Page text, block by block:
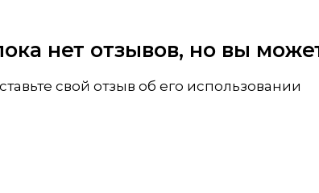
нет отзывов, но вы
свой отзыв об его использовании